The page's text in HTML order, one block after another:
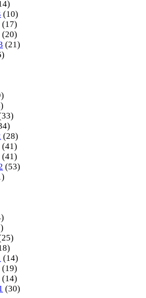
(10)
(17)
(20)
(21)
(28)
(41)
(41)
(53)
(14)
(19)
(14)
(30)